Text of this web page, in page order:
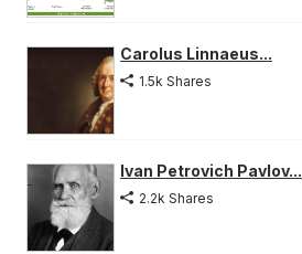
Carolus Linnaeus...
1.5k Shares
Ivan Petrovich Pavlov...
2.2k Shares